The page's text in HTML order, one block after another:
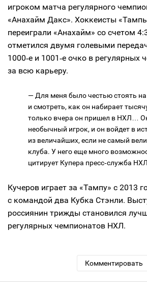
игроком матча регулярного
«Анахайм Дакс». Хоккеисты
переиграли «Анахайм» со счетом
отметился двумя голевыми
1000‑е и 1001‑е очко в регулярных
за всю карьеру.
— Для меня было честью стоять
и смотреть, как он набирает
только вчера он пришел в НХЛ…
необычный игрок, и он войдет в
из величайших, если не самый
клуба. У него еще много
цитирует Купера пресс‑служба
Кучеров играет за «Тампу» с 2013
с командой два Кубка Стэнли.
россиянин трижды становился
регулярных чемпионатов НХЛ.
Комментировать